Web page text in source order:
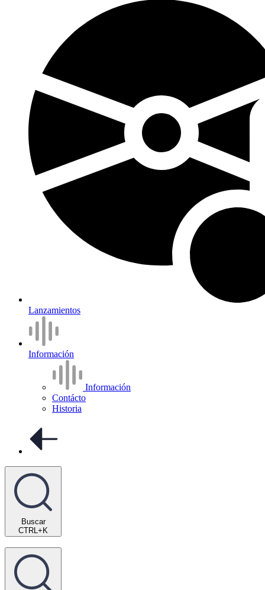
Lanzamientos
Información
Información
Contácto
Historia
Buscar
CTRL+K